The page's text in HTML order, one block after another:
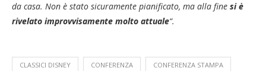
da casa. Non è stato sicuramente pianificato, ma alla fine si è
rivelato improvvisamente molto attuale“.
CLASSICI DISNEY CONFERENZA CONFERENZA STAMPA